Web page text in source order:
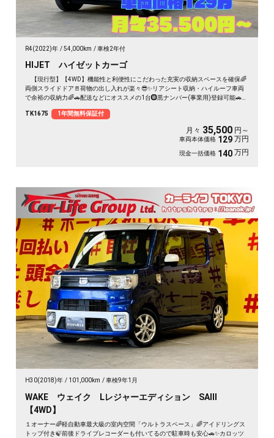
R4(2022)年 54,000km 車検2年付
HIJET ハイゼットカーゴ
【現行型】【4WD】機能性と利便性にこだわった充実の収納スペースを確保🌈
両側スライドドア🚪荷物の出し入れが楽々😎✨リアシート収納・ハイルーフ車両
で余裕の収納力🌈🚗配送などにオススメの1台🛞黒ナンバー(事業用)登録可能🚗✨
TK1675
1年間無料保証付
月々 35,500 円～
車両本体価格 129 万円
現金一括価格 140 万円
H30(2018)年 101,000km 車検9年1月
WAKE ウェイク Lレジャーエディション SAⅢ
【4WD】
１オーナー🌈軽自動車最大級の室内空間「ウルトラスペース」🌈アイドリングス
トップ付き🍃前後ドライブレコーダーも付いてるので駐車時も安心🚗✨カロッツ